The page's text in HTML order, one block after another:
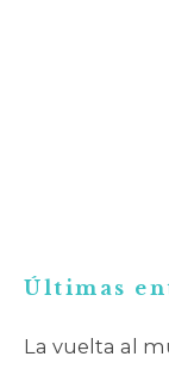
Últimas
La vuelta al
B